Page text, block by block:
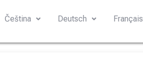
Čeština Deutsch Français